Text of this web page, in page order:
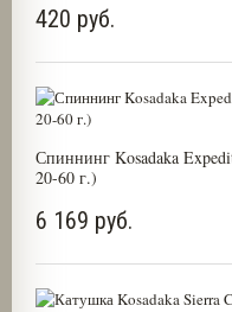
420 руб.
Спиннинг Kosadaka
20-60 г.)
6 169 руб.